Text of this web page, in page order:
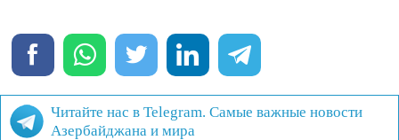
Читайте нас в Telegram. Самые важные новости
Азербайджана и мира